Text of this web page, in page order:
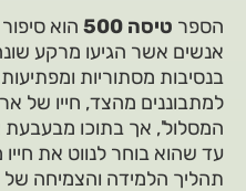
הספר טיסה 500
הוא
אנשים אשר הגיעו מרקע
בנסיבות מסתוריות
למתבוננים מהצד, חייו של
המסלול', אך בתוכו מבעבעת
עד שהוא בוחר לנווט את
תהליך הלמידה והצמיחה